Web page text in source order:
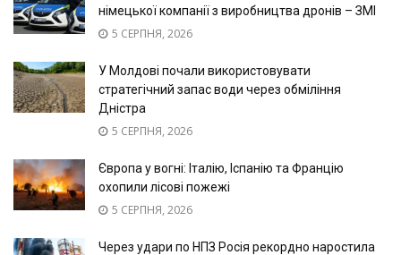
німецької компанії з виробництва дронів – ЗМІ
5 СЕРПНЯ, 2026
У Молдові почали використовувати
стратегічний запас води через обміління
Дністра
5 СЕРПНЯ, 2026
Європа у вогні: Італію, Іспанію та Францію
охопили лісові пожежі
5 СЕРПНЯ, 2026
Через удари по НПЗ Росія рекордно наростила